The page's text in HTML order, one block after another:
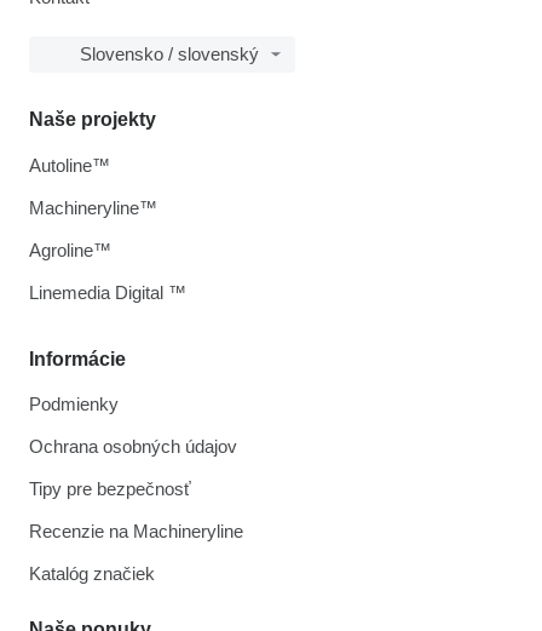
Slovensko / slovenský
Informácie
Podmienky
Ochrana osobných údajov
Tipy pre bezpečnosť
Recenzie na Machineryline
Katalóg značiek
Naše projekty
Autoline™
Machineryline™
Agroline™
Linemedia Digital ™